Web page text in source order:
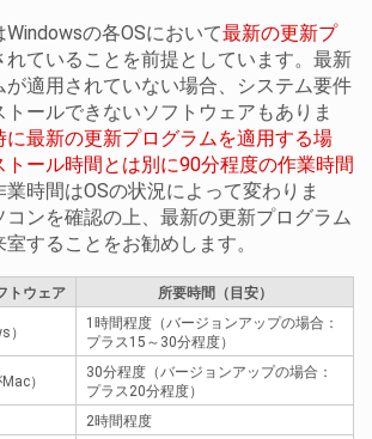
の各OSにおいて最新の更新プ
れていることを前提としています。最新
が適用されていない場合、システム要件
トールできないソフトウェアもありま
に最新の更新プログラムを適用する場
ール時間とは別に90分程度の作業時間
業時間はOSの状況によって変わりま
ンを確認の上、最新の更新プログラム
することをお勧めします。
トウェア 所要時間（目安）
）
1時間程度（バージョンアップの場合：
プラス15～30分程度）
）
30分程度（バージョンアップの場合：
プラス20分程度）
2時間程度